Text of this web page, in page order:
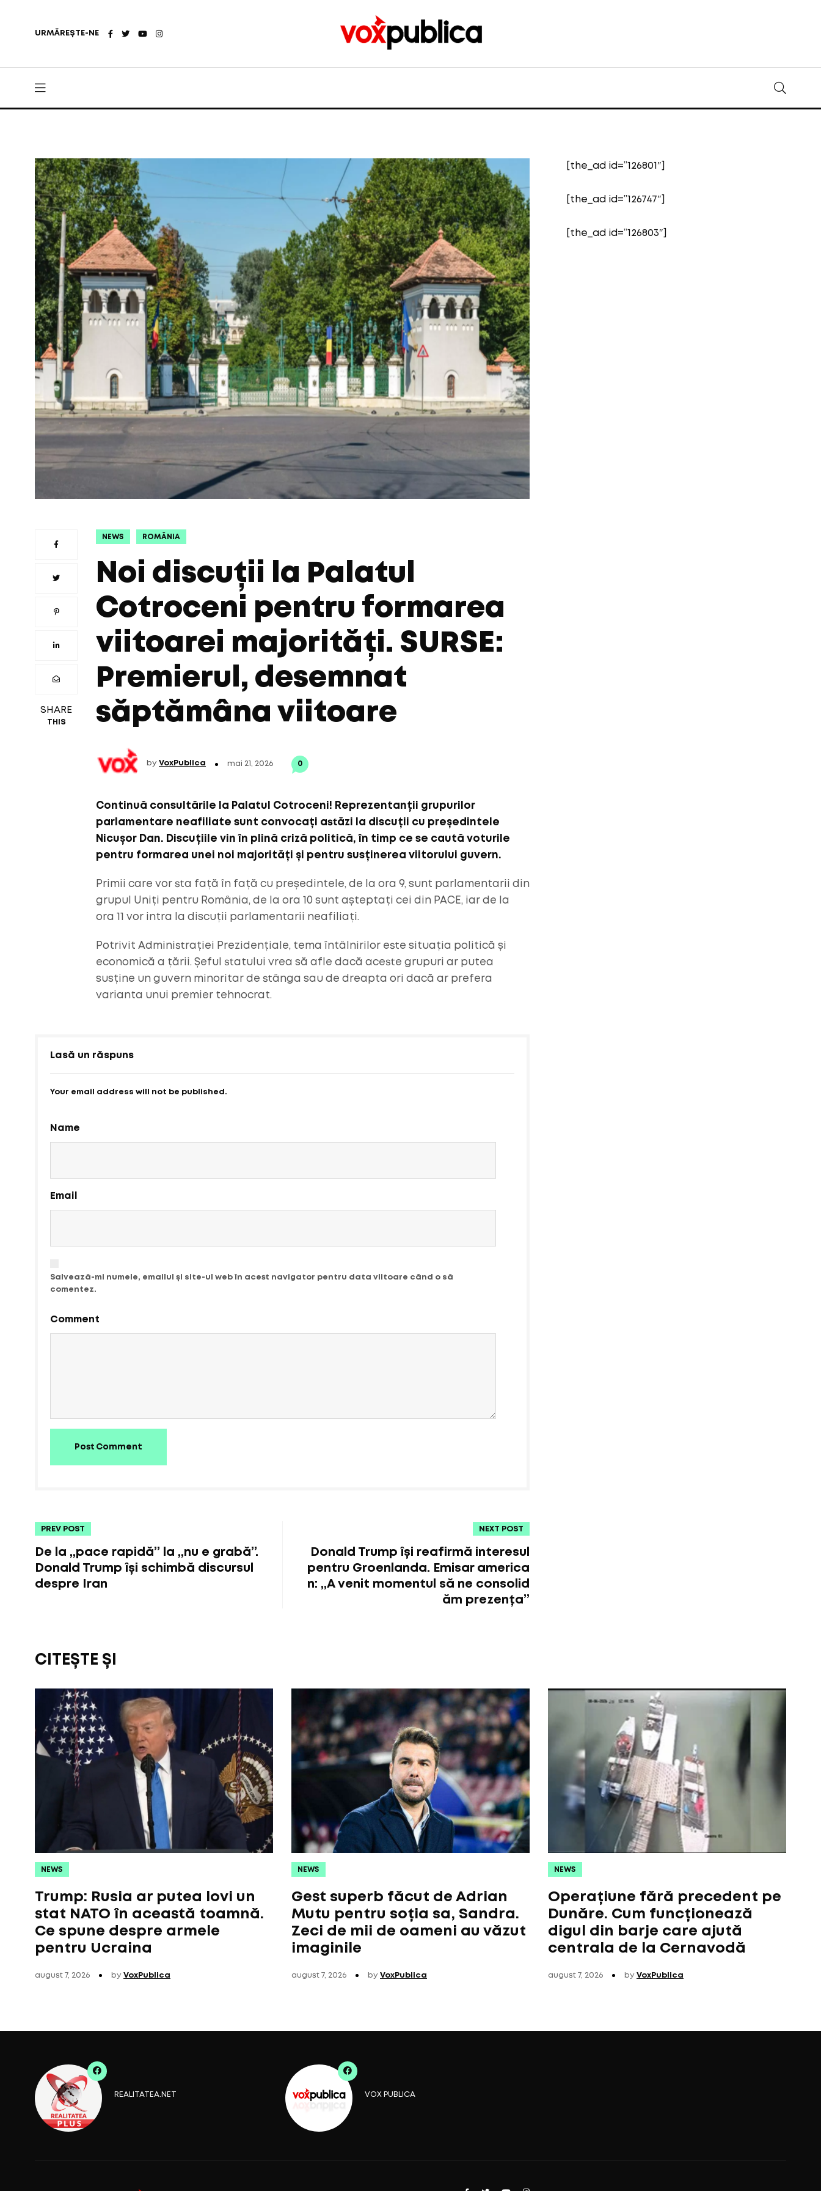
URMĂREȘTE-NE
SHARE
THIS
NEWS ROMÂNIA
Noi discuții la Palatul
Cotroceni pentru formarea
viitoarei majorități. SURSE:
Premierul, desemnat
săptămâna viitoare
by VoxPublica mai 21, 2026 0
Continuă consultările la Palatul Cotroceni! Reprezentanții grupurilor
parlamentare neafiliate sunt convocați astăzi la discuții cu președintele
Nicușor Dan. Discuțiile vin în plină criză politică, în timp ce se caută voturile
pentru formarea unei noi majorități și pentru susținerea viitorului guvern.
Primii care vor sta față în față cu președintele, de la ora 9, sunt parlamentarii din
grupul Uniți pentru România, de la ora 10 sunt așteptați cei din PACE, iar de la
ora 11 vor intra la discuții parlamentarii neafiliați.
Potrivit Administrației Prezidențiale, tema întâlnirilor este situația politică și
economică a țării. Șeful statului vrea să afle dacă aceste grupuri ar putea
susține un guvern minoritar de stânga sau de dreapta ori dacă ar prefera
varianta unui premier tehnocrat.
Lasă un răspuns
Your email address will not be published.
Name
Email
Salvează-mi numele, emailul și site-ul web în acest navigator pentru data viitoare când o să
comentez.
Comment
Post Comment
PREV POST
De la „pace rapidă” la „nu e grabă”.
Donald Trump își schimbă discursul
despre Iran
NEXT POST
Donald Trump își reafirmă interesul
pentru Groenlanda. Emisar america
n: „A venit momentul să ne consolid
ăm prezența”
[the_ad id=”126801″]
[the_ad id=”126747″]
[the_ad id=”126803″]
CITEȘTE ȘI
NEWS
Trump: Rusia ar putea lovi un
stat NATO în această toamnă.
Ce spune despre armele
pentru Ucraina
august 7, 2026 by VoxPublica
NEWS
Gest superb făcut de Adrian
Mutu pentru soția sa, Sandra.
Zeci de mii de oameni au văzut
imaginile
august 7, 2026 by VoxPublica
NEWS
Operațiune fără precedent pe
Dunăre. Cum funcționează
digul din barje care ajută
centrala de la Cernavodă
august 7, 2026 by VoxPublica
REALITATEA.NET VOX PUBLICA